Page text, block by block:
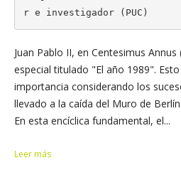
r e investigador (PUC)
Juan Pablo II, en Centesimus
especial titulado "El año 1989".
importancia considerando los
llevado a la caída del Muro de
En esta encíclica fundamental, el...
Leer más